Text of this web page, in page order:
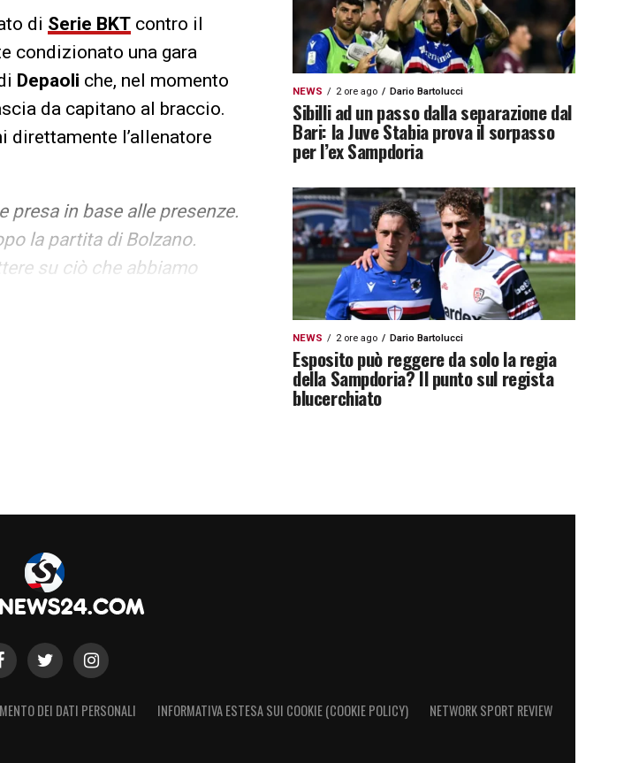
di Serie BKT contro il
condizionato una gara
Depaoli che, nel momento
da capitano al braccio.
direttamente l’allenatore
presa in base alle presenze.
la partita di Bolzano.
su ciò che abbiamo
fare cambi obbligati ogni
NEWS 2 ore ago Dario Bartolucci
Sibilli ad un passo dalla separazione dal
Bari: la Juve Stabia prova il sorpasso
per l’ex Sampdoria
NEWS 2 ore ago Dario Bartolucci
Esposito può reggere da solo la regia
della Sampdoria? Il punto sul regista
blucerchiato
DEI DATI PERSONALI INFORMATIVA ESTESA SUI COOKIE (COOKIE POLICY) NETWORK SPORT REVIEW